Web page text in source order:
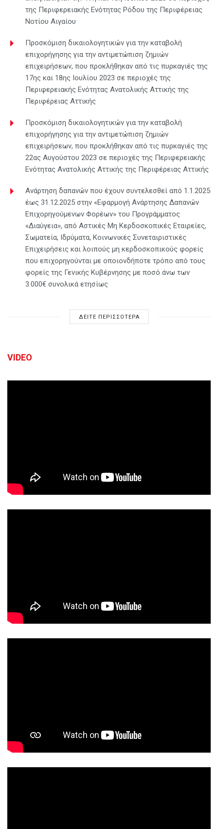
της Περιφερειακής Ενότητας Ρόδου της Περιφέρειας
Νοτίου Αιγαίου
Προσκόμιση δικαιολογητικών για την καταβολή
επιχορήγησης για την αντιμετώπιση ζημιών
επιχειρήσεων, που προκλήθηκαν από τις πυρκαγιές της
17ης και 18ης Ιουλίου 2023 σε περιοχές της
Περιφερειακής Ενότητας Ανατολικής Αττικής της
Περιφέρειας Αττικής
Προσκόμιση δικαιολογητικών για την καταβολή
επιχορήγησης για την αντιμετώπιση ζημιών
επιχειρήσεων, που προκλήθηκαν από τις πυρκαγιές της
22ας Αυγούστου 2023 σε περιοχές της Περιφερειακής
Ενότητας Ανατολικής Αττικής της Περιφέρειας Αττικής
Ανάρτηση δαπανών που έχουν συντελεσθεί από 1.1.2025
έως 31.12.2025 στην «Εφαρμογή Ανάρτησης Δαπανών
Επιχορηγούμενων Φορέων» του Προγράμματος
«Διαύγεια», από Αστικές Μη Κερδοσκοπικές Εταιρείες,
Σωματεία, Ιδρύματα, Κοινωνικές Συνεταιριστικές
Επιχειρήσεις και λοιπούς μη κερδοσκοπικούς φορείς
που επιχορηγούνται με οποιονδήποτε τρόπο από τους
φορείς της Γενικής Κυβέρνησης με ποσό άνω των
3.000€ συνολικά ετησίως
ΔΕΙΤΕ ΠΕΡΙΣΣΟΤΕΡΑ
VIDEO